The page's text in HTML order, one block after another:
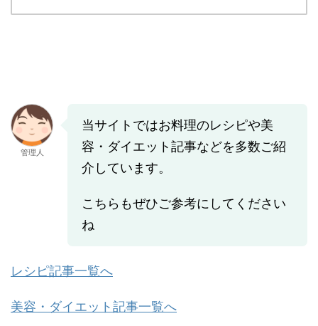
管理人
当サイトではお料理のレシピや美
容・ダイエット記事などを多数ご紹
介しています。
こちらもぜひご参考にしてください
ね
レシピ記事一覧へ
美容・ダイエット記事一覧へ